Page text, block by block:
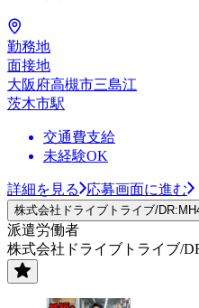
勤務地
面接地
大阪府高槻市三島江
茨木市駅
交通費支給
未経験OK
詳細を見る 応募画面に進む
株式会社ドライブトライブ/
派遣労働者
株式会社ドライブトライブ/